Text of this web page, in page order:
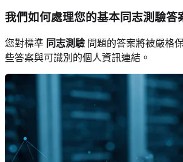
我們如何處理您的基本同志測驗答
您對標準 同志測驗 問題的答案將被嚴格
些答案與可識別的個人資訊連結。